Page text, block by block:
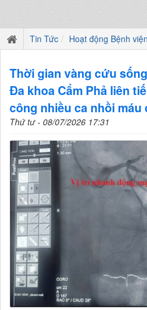
Tin Tức Hoạt động Bệnh viện
Thời gian vàng cứu
Đa khoa Cẩm Phả liên
công nhiều ca nhồi máu
Thứ tư - 08/07/2026 17:31